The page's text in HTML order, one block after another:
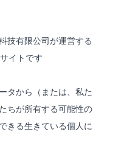
技有限公司が運営する
イトです
タから（または、私た
ちが所有する可能性の
きる生きている個人に